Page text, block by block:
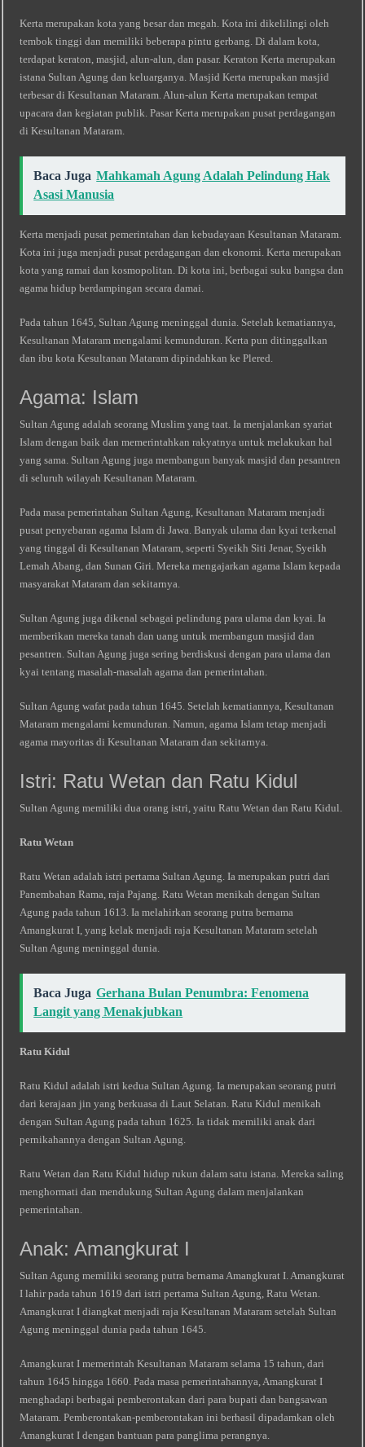
Kerta merupakan kota yang besar dan megah. Kota ini dikelilingi oleh
tembok tinggi dan memiliki beberapa pintu gerbang. Di dalam kota,
terdapat keraton, masjid, alun-alun, dan pasar. Keraton Kerta merupakan
istana Sultan Agung dan keluarganya. Masjid Kerta merupakan masjid
terbesar di Kesultanan Mataram. Alun-alun Kerta merupakan tempat
upacara dan kegiatan publik. Pasar Kerta merupakan pusat perdagangan
di Kesultanan Mataram.
Baca Juga Mahkamah Agung Adalah Pelindung Hak
Asasi Manusia
Kerta menjadi pusat pemerintahan dan kebudayaan Kesultanan Mataram.
Kota ini juga menjadi pusat perdagangan dan ekonomi. Kerta merupakan
kota yang ramai dan kosmopolitan. Di kota ini, berbagai suku bangsa dan
agama hidup berdampingan secara damai.
Pada tahun 1645, Sultan Agung meninggal dunia. Setelah kematiannya,
Kesultanan Mataram mengalami kemunduran. Kerta pun ditinggalkan
dan ibu kota Kesultanan Mataram dipindahkan ke Plered.
Agama: Islam
Sultan Agung adalah seorang Muslim yang taat. Ia menjalankan syariat
Islam dengan baik dan memerintahkan rakyatnya untuk melakukan hal
yang sama. Sultan Agung juga membangun banyak masjid dan pesantren
di seluruh wilayah Kesultanan Mataram.
Pada masa pemerintahan Sultan Agung, Kesultanan Mataram menjadi
pusat penyebaran agama Islam di Jawa. Banyak ulama dan kyai terkenal
yang tinggal di Kesultanan Mataram, seperti Syeikh Siti Jenar, Syeikh
Lemah Abang, dan Sunan Giri. Mereka mengajarkan agama Islam kepada
masyarakat Mataram dan sekitarnya.
Sultan Agung juga dikenal sebagai pelindung para ulama dan kyai. Ia
memberikan mereka tanah dan uang untuk membangun masjid dan
pesantren. Sultan Agung juga sering berdiskusi dengan para ulama dan
kyai tentang masalah-masalah agama dan pemerintahan.
Sultan Agung wafat pada tahun 1645. Setelah kematiannya, Kesultanan
Mataram mengalami kemunduran. Namun, agama Islam tetap menjadi
agama mayoritas di Kesultanan Mataram dan sekitarnya.
Istri: Ratu Wetan dan Ratu Kidul
Sultan Agung memiliki dua orang istri, yaitu Ratu Wetan dan Ratu Kidul.
Ratu Wetan
Ratu Wetan adalah istri pertama Sultan Agung. Ia merupakan putri dari
Panembahan Rama, raja Pajang. Ratu Wetan menikah dengan Sultan
Agung pada tahun 1613. Ia melahirkan seorang putra bernama
Amangkurat I, yang kelak menjadi raja Kesultanan Mataram setelah
Sultan Agung meninggal dunia.
Baca Juga Gerhana Bulan Penumbra: Fenomena
Langit yang Menakjubkan
Ratu Kidul
Ratu Kidul adalah istri kedua Sultan Agung. Ia merupakan seorang putri
dari kerajaan jin yang berkuasa di Laut Selatan. Ratu Kidul menikah
dengan Sultan Agung pada tahun 1625. Ia tidak memiliki anak dari
pernikahannya dengan Sultan Agung.
Ratu Wetan dan Ratu Kidul hidup rukun dalam satu istana. Mereka saling
menghormati dan mendukung Sultan Agung dalam menjalankan
pemerintahan.
Anak: Amangkurat I
Sultan Agung memiliki seorang putra bernama Amangkurat I. Amangkurat
I lahir pada tahun 1619 dari istri pertama Sultan Agung, Ratu Wetan.
Amangkurat I diangkat menjadi raja Kesultanan Mataram setelah Sultan
Agung meninggal dunia pada tahun 1645.
Amangkurat I memerintah Kesultanan Mataram selama 15 tahun, dari
tahun 1645 hingga 1660. Pada masa pemerintahannya, Amangkurat I
menghadapi berbagai pemberontakan dari para bupati dan bangsawan
Mataram. Pemberontakan-pemberontakan ini berhasil dipadamkan oleh
Amangkurat I dengan bantuan para panglima perangnya.